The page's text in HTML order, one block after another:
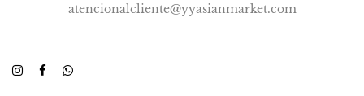
atencionalcliente@yyasianmarket.com